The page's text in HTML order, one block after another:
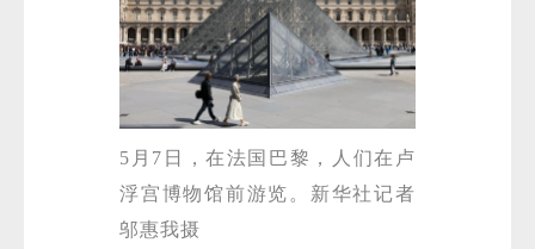
5月7日，在法国巴黎，人们在卢
浮宫博物馆前游览。新华社记者
邬惠我摄